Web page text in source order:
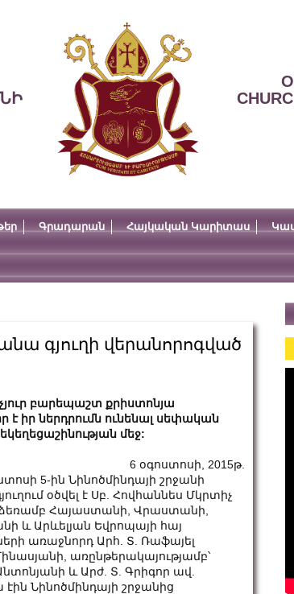
Գրադարան Հայկական Կարիտաս
գյուղի վերանորոգված
բարեպաշտ քրիստոնյա
իր ներդրումն ունենալ սեփական
մեջ:
6 օգոստոսի, 2015թ.
5-ին Նինոծմինդայի շրջանի
օծվել է Սբ. Հովհաննես Մկրտիչ
ձեռամբ Հայաստանի, Վրաստանի,
և Արևելյան Եվրոպայի հայ
առաջնորդ Արհ. Տ. Ռաֆայել
առընթերակայությամբ՝
և Արժ. Տ. Գրիգոր ավ.
Նինոծմինդայի շրջանից